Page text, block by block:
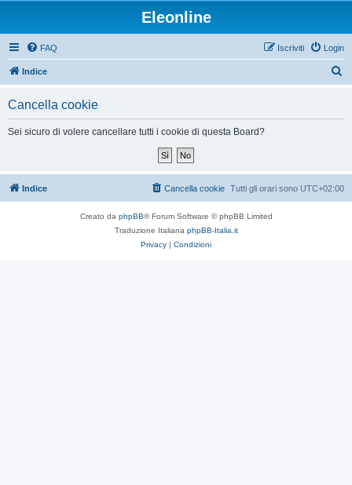
Eleonline
FAQ Login
Iscriviti
Indice
Cancella cookie
Sei sicuro di volere cancellare tutti i cookie di questa Board?
Indice Tutti gli orari sono UTC+02:00
Cancella cookie
Creato da phpBB® Forum Software © phpBB Limited
Traduzione Italiana phpBB-Italia.it
Privacy | Condizioni